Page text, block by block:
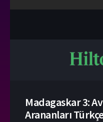
Madagaskar 3:
Arananları